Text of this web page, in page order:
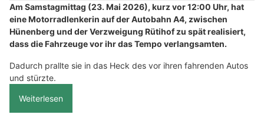
Am Samstagmittag (23. Mai 2026), kurz vor 12:00 Uhr, hat
eine Motorradlenkerin auf der Autobahn A4, zwischen
Hünenberg und der Verzweigung Rütihof zu spät realisiert,
dass die Fahrzeuge vor ihr das Tempo verlangsamten.
Dadurch prallte sie in das Heck des vor ihren fahrenden Autos
und stürzte.
Weiterlesen